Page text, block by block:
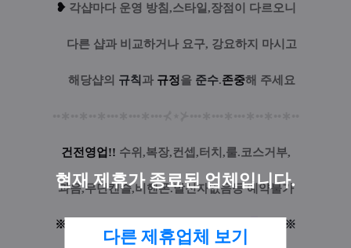
현재 제휴가 종료된 업체입니다.
다른 제휴업체 보기
❥ 각샵마다 운영 방침,스타일,장점이 다르오니
다른 샵과 비교하거나 요구, 강요하지 마시고
해당샵의 규칙 과 규정을 준수.존중해 주세요
건전영업!! 수위,복장,컨셉,터치,룰.코스거부,
과음,무단캔슬,비핸폰.발신자없음등 예약불가
※ ※